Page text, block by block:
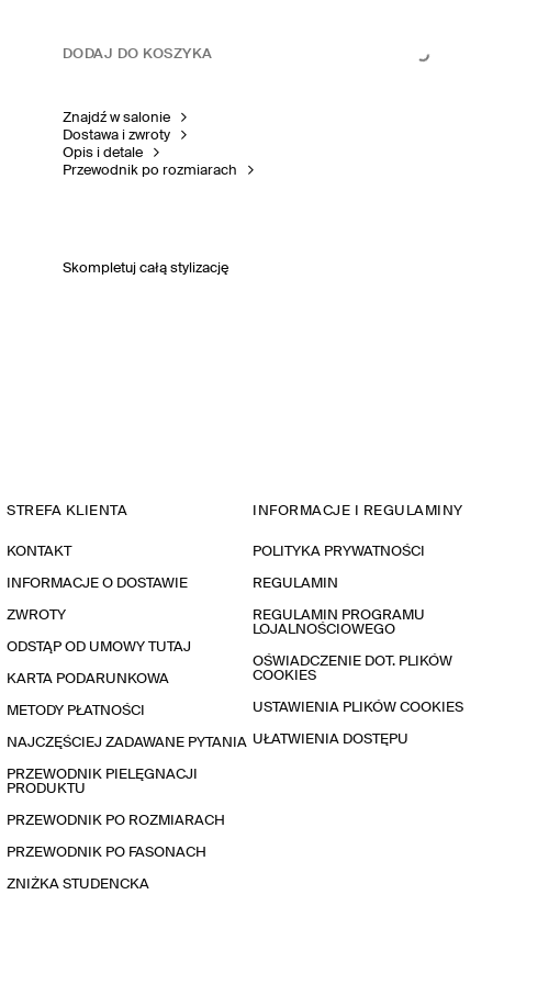
DODAJ DO KOSZYKA
Znajdź w salonie
Dostawa i zwroty
Opis i detale
Przewodnik po rozmiarach
Skompletuj całą stylizację
STREFA KLIENTA
KONTAKT
INFORMACJE O DOSTAWIE
ZWROTY
ODSTĄP OD UMOWY TUTAJ
KARTA PODARUNKOWA
METODY PŁATNOŚCI
NAJCZĘŚCIEJ ZADAWANE PYTANIA
PRZEWODNIK PIELĘGNACJI
PRODUKTU
PRZEWODNIK PO ROZMIARACH
PRZEWODNIK PO FASONACH
ZNIŻKA STUDENCKA
INFORMACJE I REGULAMINY
POLITYKA PRYWATNOŚCI
REGULAMIN
REGULAMIN PROGRAMU
LOJALNOŚCIOWEGO
OŚWIADCZENIE DOT. PLIKÓW
COOKIES
USTAWIENIA PLIKÓW COOKIES
UŁATWIENIA DOSTĘPU